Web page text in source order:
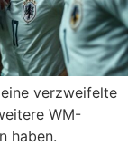
verzweifelte
WM-
haben.